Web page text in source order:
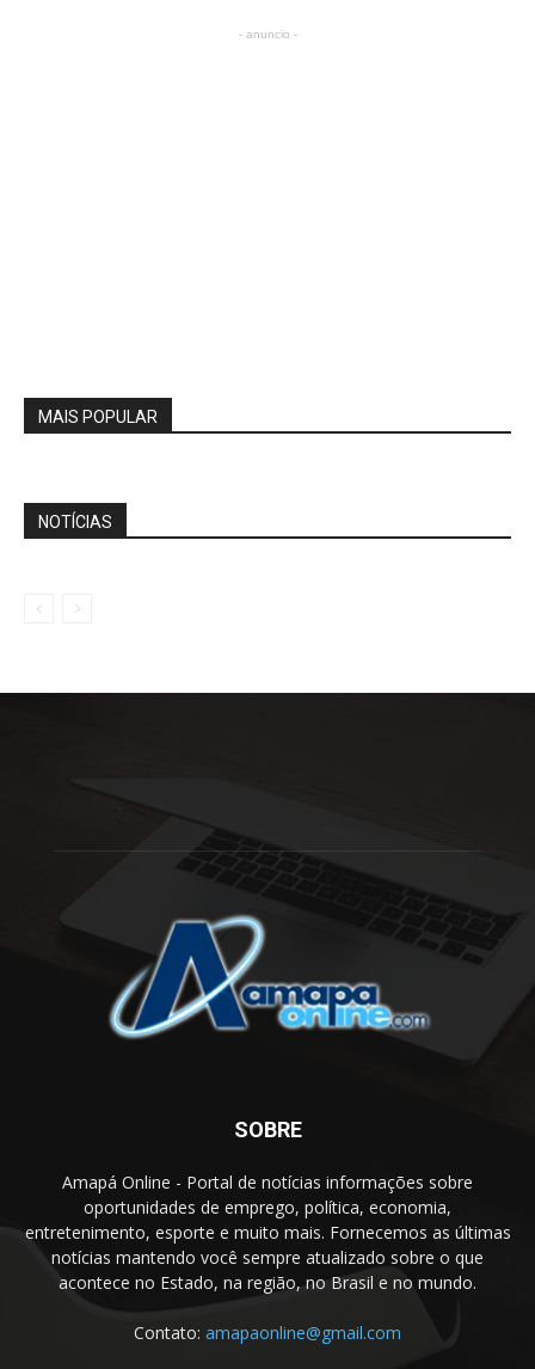
- anuncio -
MAIS POPULAR
NOTÍCIAS
SOBRE
Amapá Online - Portal de notícias informações sobre
oportunidades de emprego, política, economia,
entretenimento, esporte e muito mais. Fornecemos as últimas
notícias mantendo você sempre atualizado sobre o que
acontece no Estado, na região, no Brasil e no mundo.
Contato: amapaonline@gmail.com